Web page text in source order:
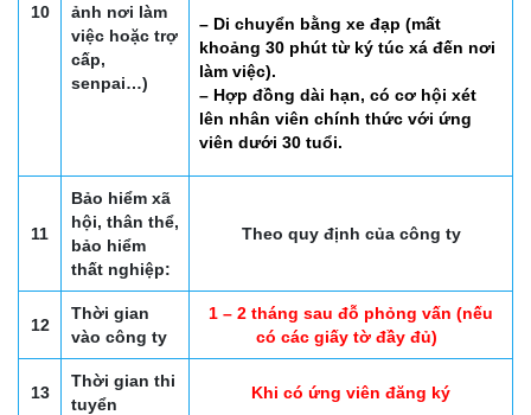
10
ảnh nơi làm
việc hoặc trợ
cấp,
senpai…)
– Di chuyển bằng xe đạp (mất
khoảng 30 phút từ ký túc xá đến nơi
làm việc).
– Hợp đồng dài hạn, có cơ hội xét
lên nhân viên chính thức với ứng
viên dưới 30 tuổi.
11
Bảo hiểm xã
hội, thân thể,
bảo hiểm
thất nghiệp:
Theo quy định của công ty
12
Thời gian
vào công ty
1 – 2 tháng sau đỗ phỏng vấn (nếu
có các giấy tờ đầy đủ)
13
Thời gian thi
tuyển
Khi có ứng viên đăng ký